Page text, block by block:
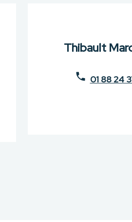
Thibault
01 88 24